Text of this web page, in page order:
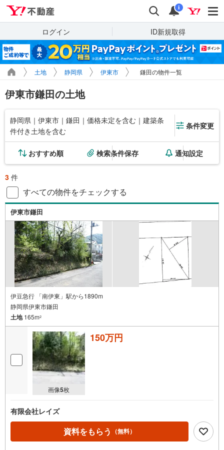
検索 通知
i
ログイン ID新規取得
土地 静岡県 伊東市 鎌田の物件一覧
伊東市鎌田の土地
静岡県｜伊東市｜鎌田｜価格未定を含む｜建築条
件付き土地を含む
条件変更
おすすめ順 検索条件保存 通知設定
3 件
すべての物件をチェックする
伊東市鎌田
伊豆急行 「南伊東」駅から1890m
静岡県伊東市鎌田
土地165m2
画像5枚
150万円
有限会社レイズ
資料をもらう （無料）